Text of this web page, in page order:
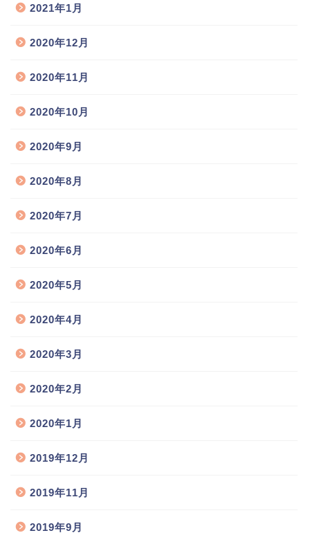
2021年1月
2020年12月
2020年11月
2020年10月
2020年9月
2020年8月
2020年7月
2020年6月
2020年5月
2020年4月
2020年3月
2020年2月
2020年1月
2019年12月
2019年11月
2019年9月